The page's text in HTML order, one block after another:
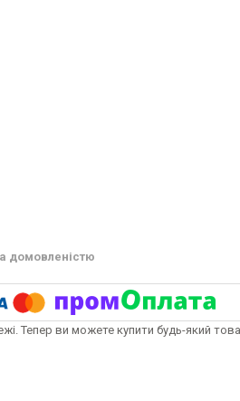
домовленістю
Тепер ви можете купити будь-який